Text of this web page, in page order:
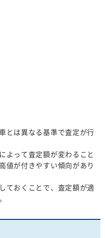
とは異なる基準で査定が行
よって査定額が変わること
値が付きやすい傾向があり
ておくことで、査定額が適